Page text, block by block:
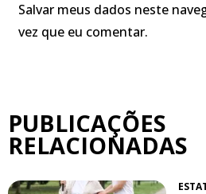
Salvar meus dados neste
vez que eu comentar.
PUBLICAÇÕES
RELACIONADAS